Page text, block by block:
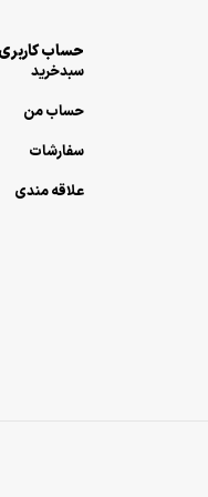
حساب کاربری
سبدخرید
حساب من
سفارشات
علاقه مندی